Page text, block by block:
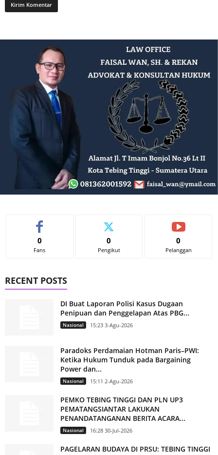
0
Fans
0
Pengikut
0
Pelanggan
RECENT POSTS
DI Buat Laporan Polisi Kasus Dugaan
Penipuan dan Penggelapan Atas PBG...
Nasional 15:23 3-Agu-2026
Paradoks Perdamaian Hotman Paris–PWI:
Ketika Hukum Tunduk pada Bargaining
Power dan...
Nasional 15:11 2-Agu-2026
PEMKO TEBING TINGGI DAN PLN UP3
PEMATANGSIANTAR LAKUKAN
PENANDATANGANAN BERITA ACARA...
Nasional 16:28 30-Jul-2026
PAGELARAN BUDAYA DI PRSU: TEBING TINGGI